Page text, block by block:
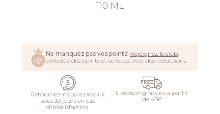
110 ML
Ne manquez pas vos points! Rejoignez le club,
collectez des points et achetez avec des réductions.
Retournez-nous le produit
sous 30 jours en cas
d’insatisfaction.
Livraison gratuite a partir
de 45€